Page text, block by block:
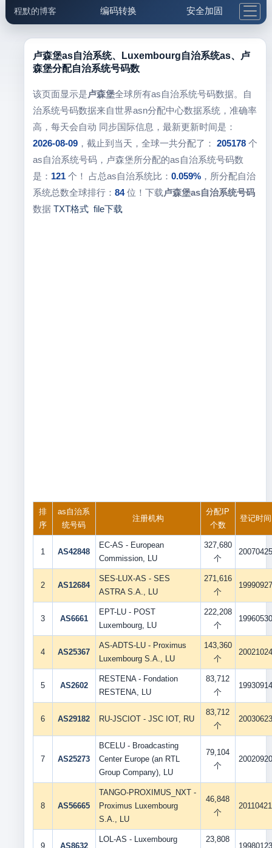
程默的博客 编码转换 安全加固
邮件工具 生活便民 更多工具
5.1支付宝大红包
卢森堡as自治系统、Luxembourg自治系统as、卢
森堡分配自治系统号码数
该页面显示是卢森堡全球所有as自治系统号码数据。自
治系统号码数据来自世界asn分配中心数据系统，准确率
高，每天会自动 同步国际信息，最新更新时间是：
2026-08-09，截止到当天，全球一共分配了： 205178个
as自治系统号码，卢森堡所分配的as自治系统号码数
是： 121个！ 占总as自治系统比： 0.059%，所分配自治
系统总数全球排行： 84位！下载卢森堡as自治系统号码
数据 TXT格式 file下载
排
序
as自治系
统号码
注册机构
分配IP
个数
登记时间
1 AS42848
EC-AS - European
Commission, LU
327,680
个
20070425
2 AS12684
SES-LUX-AS - SES
ASTRA S.A., LU
271,616
个
19990927
3 AS6661
EPT-LU - POST
Luxembourg, LU
222,208
个
19960530
4 AS25367
AS-ADTS-LU - Proximus
Luxembourg S.A., LU
143,360
个
20021024
5 AS2602
RESTENA - Fondation
RESTENA, LU
83,712
个
19930914
6 AS29182 RU-JSCIOT - JSC IOT, RU
83,712
个
20030623
7 AS25273
BCELU - Broadcasting
Center Europe (an RTL
Group Company), LU
79,104
个
20020920
8 AS56665
TANGO-PROXIMUS_NXT -
Proximus Luxembourg
S.A., LU
46,848
个
20110421
9 AS8632
LOL-AS - Luxembourg
23,808
19980123